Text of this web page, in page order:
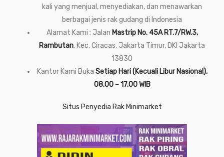
kali yang menjual, menyediakan, dan menawarkan
berbagai jenis rak gudang di Indonesia
Alamat Kami : Jalan Mastrip No. 45A RT.7/RW.3,
Rambutan, Kec. Ciracas, Jakarta Timur, DKI Jakarta
13830
Kantor Kami Buka Setiap Hari (Kecuali Libur Nasional),
08.00 – 17.00 WIB
Situs Penyedia Rak Minimarket